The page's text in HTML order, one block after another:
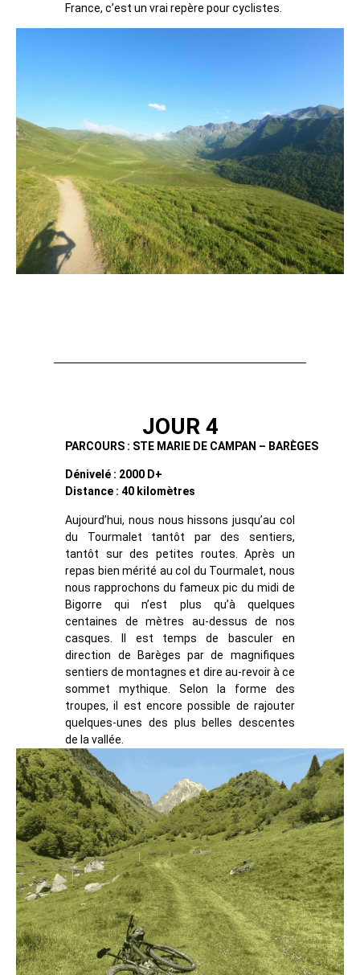
France, c’est un vrai repère pour cyclistes.
JOUR 4
PARCOURS : STE MARIE DE CAMPAN – BARÈGES
Dénivelé : 2000 D+
Distance : 40 kilomètres
Aujourd’hui, nous nous hissons jusqu’au col
du Tourmalet tantôt par des sentiers,
tantôt sur des petites routes. Après un
repas bien mérité au col du Tourmalet, nous
nous rapprochons du fameux pic du midi de
Bigorre qui n’est plus qu’à quelques
centaines de mètres au-dessus de nos
casques. Il est temps de basculer en
direction de Barèges par de magnifiques
sentiers de montagnes et dire au-revoir à ce
sommet mythique. Selon la forme des
troupes, il est encore possible de rajouter
quelques-unes des plus belles descentes
de la vallée.